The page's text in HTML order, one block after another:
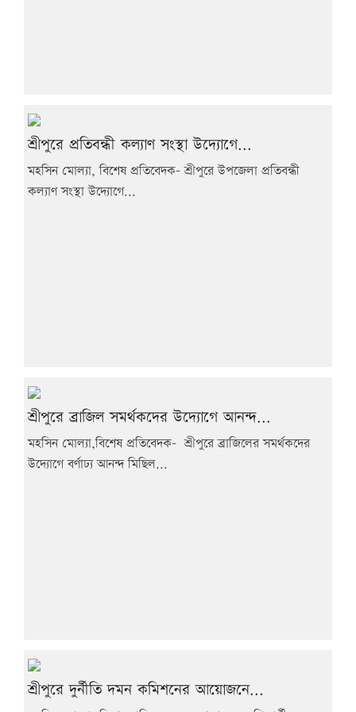
শ্রীপুরে প্রতিবন্ধী কল্যাণ সংস্থা উদ্যোগে...
মহসিন মোল্যা, বিশেষ প্রতিবেদক- শ্রীপুরে উপজেলা প্রতিবন্ধী
কল্যাণ সংস্থা উদ্যোগে...
শ্রীপুরে ব্রাজিল সমর্থকদের উদ্যোগে আনন্দ...
মহসিন মোল্যা,বিশেষ প্রতিবেদক- শ্রীপুরে ব্রাজিলের সমর্থকদের
উদ্যোগে বর্ণাঢ্য আনন্দ মিছিল...
শ্রীপুরে দুর্নীতি দমন কমিশনের আয়োজনে...